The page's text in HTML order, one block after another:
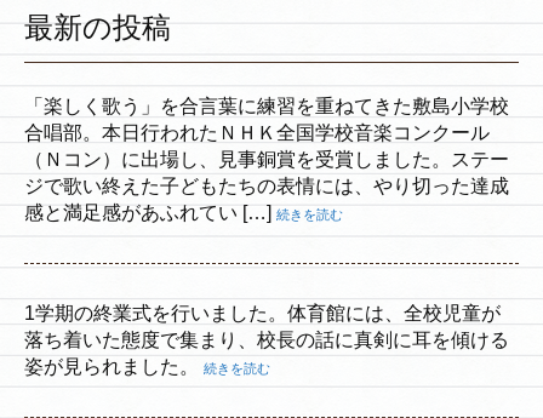
最新の投稿
「楽しく歌う」を合言葉に練習を重ねてきた敷島小学校
合唱部。本日行われたＮＨＫ全国学校音楽コンクール
（Ｎコン）に出場し、見事銅賞を受賞しました。ステー
ジで歌い終えた子どもたちの表情には、やり切った達成
感と満足感があふれてい […] 続きを読む
1学期の終業式を行いました。体育館には、全校児童が
落ち着いた態度で集まり、校長の話に真剣に耳を傾ける
姿が見られました。
続きを読む